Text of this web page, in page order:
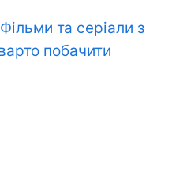
Фільми та серіали з
побачити